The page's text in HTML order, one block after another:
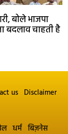
बोले भाजपा
बदलाव चाहती है
us Disclaimer
धर्म बिज़नेस